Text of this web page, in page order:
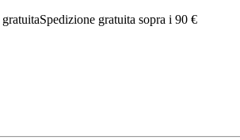
Spedizione gratuita sopra i 90 €